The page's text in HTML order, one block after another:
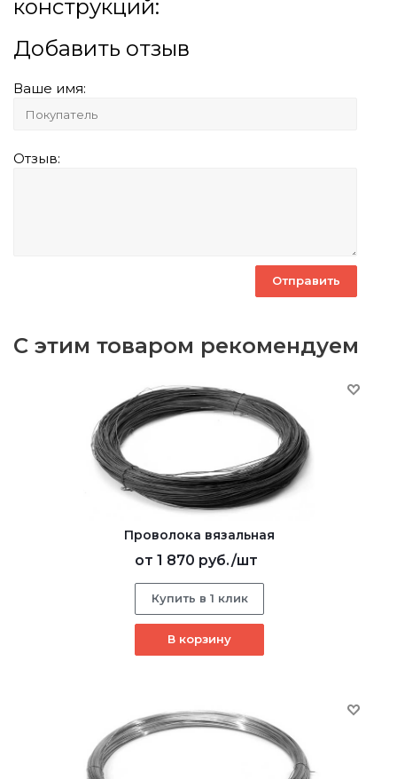
конструкций:
Добавить отзыв
Ваше имя:
Отзыв:
С этим товаром рекомендуем
Проволока вязальная
от 1 870 руб./шт
Купить в 1 клик
В корзину